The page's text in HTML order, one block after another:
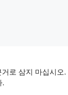
로 삼지 마십시오
.